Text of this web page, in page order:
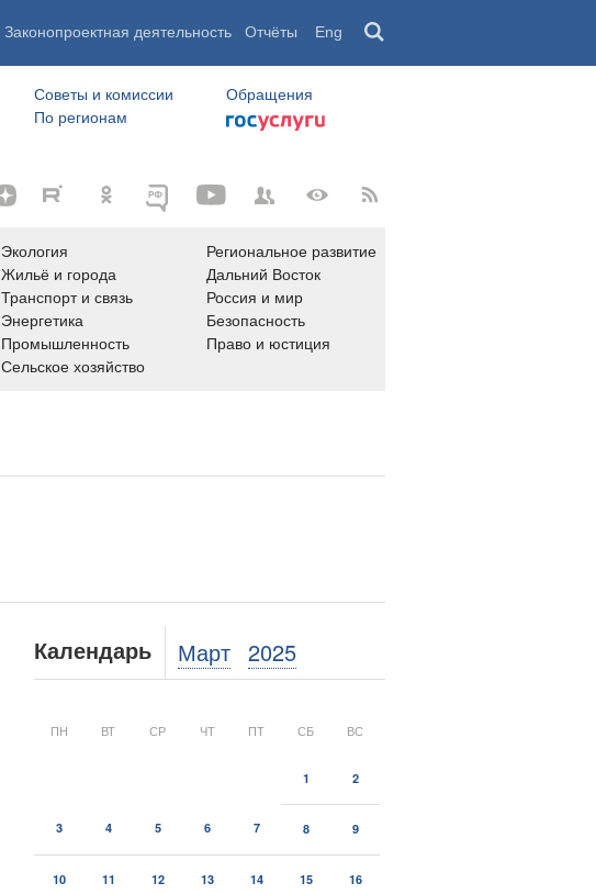
Законопроектная деятельность Отчёты Eng
Советы и комиссии
По регионам
Обращения
Экология
Жильё и города
Транспорт и связь
Энергетика
Промышленность
Сельское хозяйство
Региональное развитие
Дальний Восток
Россия и мир
Безопасность
Право и юстиция
Календарь Март 2025
ПН ВТ СР ЧТ ПТ СБ ВС
1 2
3 4 5 6 7 8 9
10 11 12 13 14 15 16